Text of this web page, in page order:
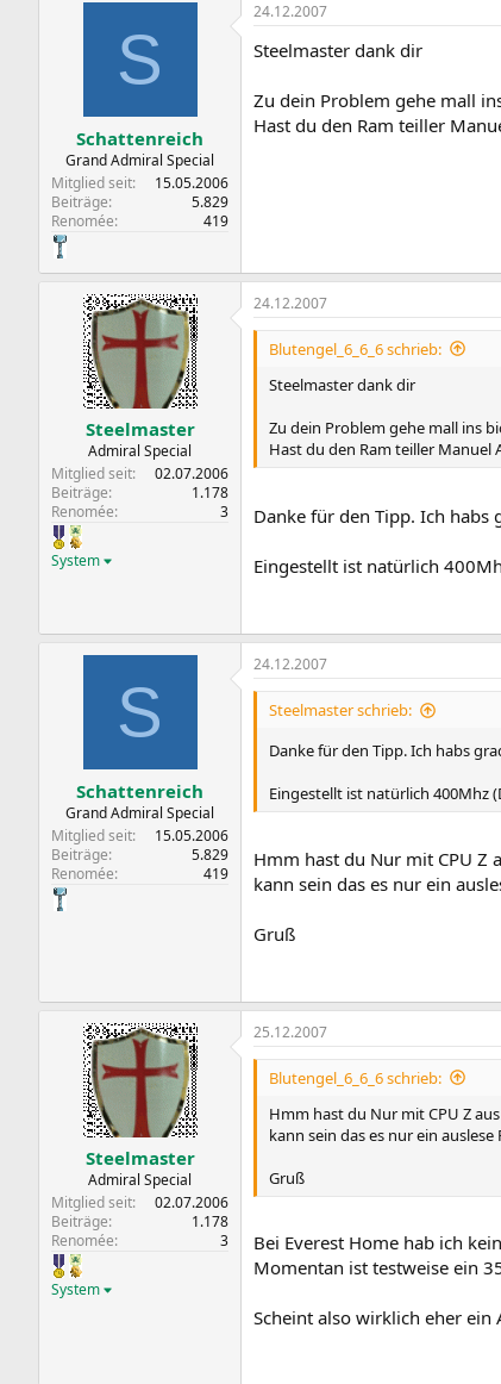
S
Schattenreich
Grand Admiral Special
Mitglied seit
15.05.2006
Beiträge
5.829
Renomée
419
24.12.2007
Steelmaster dank dir
Zu dein Problem gehe mall
Hast du den Ram teiller
Steelmaster
Admiral Special
Mitglied seit
02.07.2006
Beiträge
1.178
Renomée
3
System
24.12.2007
Blutengel_6_6_6 schrieb:
Steelmaster dank dir
Zu dein Problem gehe mall ins
Hast du den Ram teiller Manuel
Danke für den Tipp. Ich
Eingestellt ist natürlich
S
Schattenreich
Grand Admiral Special
Mitglied seit
15.05.2006
Beiträge
5.829
Renomée
419
24.12.2007
Steelmaster schrieb:
Danke für den Tipp. Ich habs
Eingestellt ist natürlich 400Mhz
Hmm hast du Nur mit CPU Z
kann sein das es nur ein
Gruß
Steelmaster
Admiral Special
Mitglied seit
02.07.2006
Beiträge
1.178
Renomée
3
System
25.12.2007
Blutengel_6_6_6 schrieb:
Hmm hast du Nur mit CPU Z
kann sein das es nur ein auslese
Gruß
Bei Everest Home hab ich
Momentan ist testweise ein
Scheint also wirklich eher ein